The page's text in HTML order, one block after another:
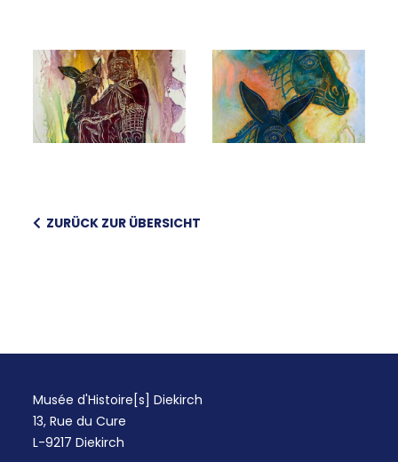
ZURÜCK ZUR ÜBERSICHT
Musée d'Histoire[s] Diekirch
13, Rue du Cure
L-9217 Diekirch